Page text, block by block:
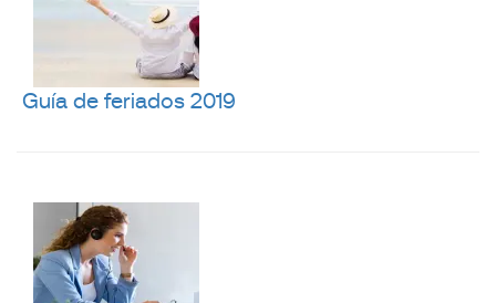
Guía de feriados 2019